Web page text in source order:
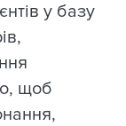
у базу
щоб